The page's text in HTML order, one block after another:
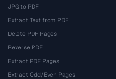
JPG to PDF
Extract Text from PDF
Delete PDF Pages
Reverse PDF
Extract PDF Pages
Extract Odd/Even Pages